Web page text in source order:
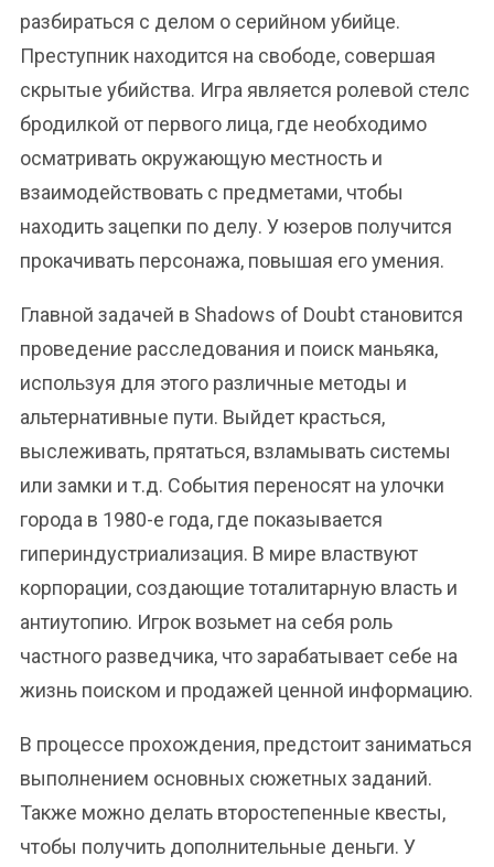
разбираться с делом о серийном убийце.
Преступник находится на свободе, совершая
скрытые убийства. Игра является ролевой стелс
бродилкой от первого лица, где необходимо
осматривать окружающую местность и
взаимодействовать с предметами, чтобы
находить зацепки по делу. У юзеров получится
прокачивать персонажа, повышая его умения.
Главной задачей в Shadows of Doubt становится
проведение расследования и поиск маньяка,
используя для этого различные методы и
альтернативные пути. Выйдет красться,
выслеживать, прятаться, взламывать системы
или замки и т.д. События переносят на улочки
города в 1980-е года, где показывается
гипериндустриализация. В мире властвуют
корпорации, создающие тоталитарную власть и
антиутопию. Игрок возьмет на себя роль
частного разведчика, что зарабатывает себе на
жизнь поиском и продажей ценной информацию.
В процессе прохождения, предстоит заниматься
выполнением основных сюжетных заданий.
Также можно делать второстепенные квесты,
чтобы получить дополнительные деньги. У